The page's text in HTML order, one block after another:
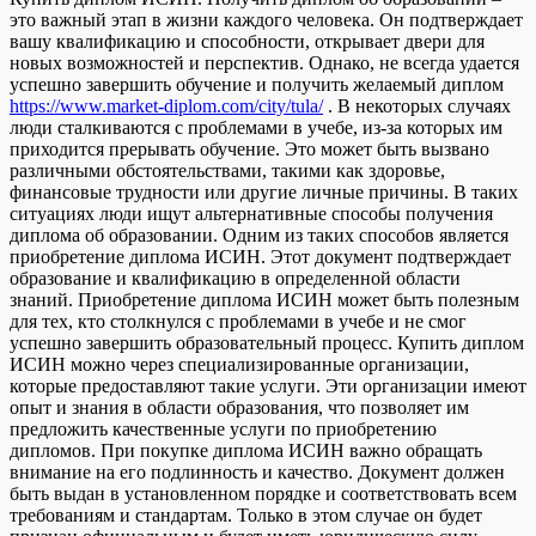
это важный этап в жизни каждого человека. Он подтверждает
вашу квалификацию и способности, открывает двери для
новых возможностей и перспектив. Однако, не всегда удается
успешно завершить обучение и получить желаемый диплом
https://www.market-diplom.com/city/tula/. В некоторых случаях
люди сталкиваются с проблемами в учебе, из-за которых им
приходится прерывать обучение. Это может быть вызвано
различными обстоятельствами, такими как здоровье,
финансовые трудности или другие личные причины. В таких
ситуациях люди ищут альтернативные способы получения
диплома об образовании. Одним из таких способов является
приобретение диплома ИСИН. Этот документ подтверждает
образование и квалификацию в определенной области
знаний. Приобретение диплома ИСИН может быть полезным
для тех, кто столкнулся с проблемами в учебе и не смог
успешно завершить образовательный процесс. Купить диплом
ИСИН можно через специализированные организации,
которые предоставляют такие услуги. Эти организации имеют
опыт и знания в области образования, что позволяет им
предложить качественные услуги по приобретению
дипломов. При покупке диплома ИСИН важно обращать
внимание на его подлинность и качество. Документ должен
быть выдан в установленном порядке и соответствовать всем
требованиям и стандартам. Только в этом случае он будет